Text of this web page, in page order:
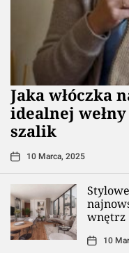
Jaka włóczka
idealnej
szalik
10 Marca, 2025
wnętrz
10